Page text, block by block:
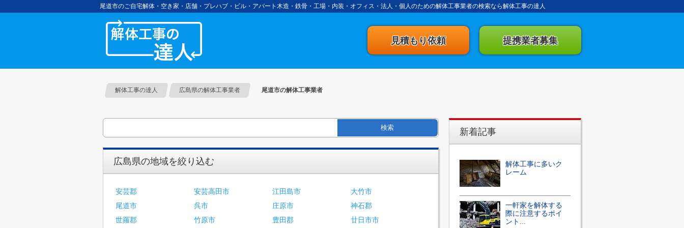
尾道市のご自宅解体・空き家・店舗・プレハブ・ビル・アパート木造・鉄骨・工場・内装・オフィス・法人・個人のための解体工事業者の検索なら解体工事の達人
見積もり依頼 提携業者募集
解体工事の達人 広島県の解体工事業者 尾道市の解体工事業者
検索
広島県の地域を絞り込む
安芸郡 安芸高田市 江田島市
大竹市
尾道市
呉市 庄原市
神石郡
世羅郡
竹原市 豊田郡 廿日市市
新着記事
解体工事に多いク
レーム
一軒家を解体する
際に注意するポイ
ント...